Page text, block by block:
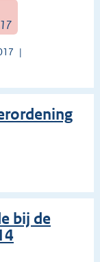
bij de